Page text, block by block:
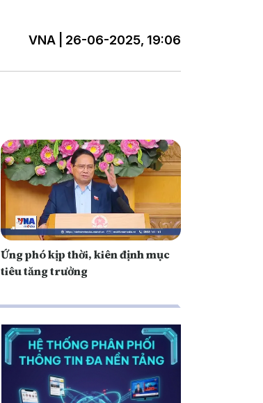
VNA | 26-06-2025, 19:06
Ứng phó kịp thời, kiên định mục
tiêu tăng trưởng